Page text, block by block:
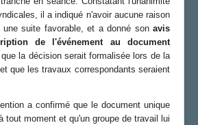
il a indiqué n'avoir aucune raison
suite favorable, et a donné son avis
de l'événement au document
la décision serait formalisée lors de la
que les travaux correspondants seraient
a confirmé que le document unique
tout moment et qu'un groupe de travail lui